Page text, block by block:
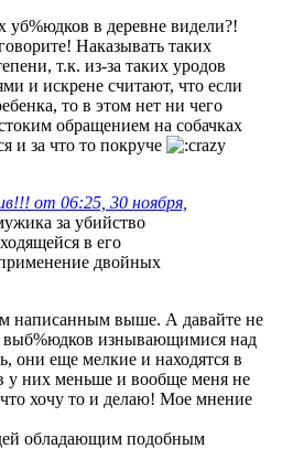
в деревне видели?!
Наказывать таких
т.к. из-за таких уродов
и искрене считают, что если
то в этом нет ни чего
обращением на собачках
и за что то покруче
от 06:25, 30 ноября,
за убийство
в его
двойных
написанным выше. А давайте не
выб%юдков изнывающимися над
они еще мелкие и находятся в
у них меньше и вообще меня не
хочу то и делаю! Мое мнение
обладающим подобным